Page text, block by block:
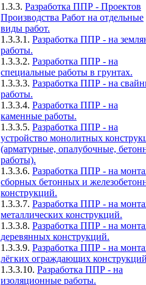
1.3.3. Разработка ППР - Проектов
Производства Работ на отдельные
виды работ.
1.3.3.1. Разработка ППР - на
работы.
1.3.3.2. Разработка ППР - на
специальные работы в грунтах.
1.3.3.3. Разработка ППР - на
работы.
1.3.3.4. Разработка ППР - на
каменные работы.
1.3.3.5. Разработка ППР - на
устройство монолитных
(арматурные, опалубочные,
работы).
1.3.3.6. Разработка ППР - на
сборных бетонных и
конструкций.
1.3.3.7. Разработка ППР - на
металлических конструкций.
1.3.3.8. Разработка ППР - на
деревянных конструкций.
1.3.3.9. Разработка ППР - на
лёгких ограждающих
1.3.3.10. Разработка ППР - на
изоляционные работы.